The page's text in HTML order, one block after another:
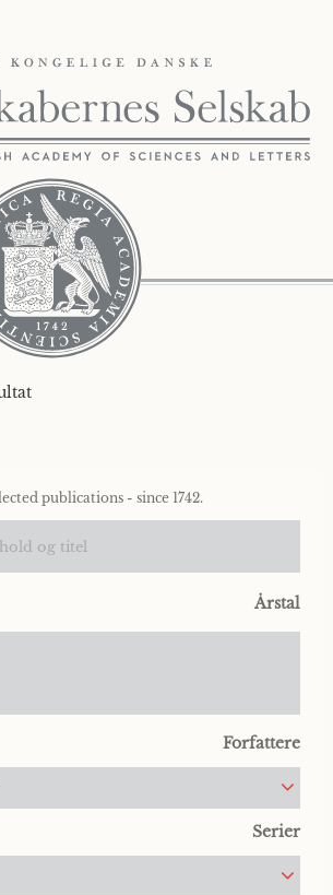
publications - since 1742.
Årstal
Forfattere
Serier